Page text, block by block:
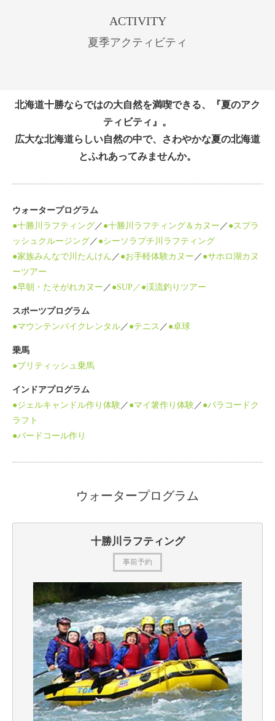
ACTIVITY
夏季アクティビティ
北海道十勝ならではの大自然を満喫できる、『夏のアク
ティビティ』。
広大な北海道らしい自然の中で、さわやかな夏の北海道
とふれあってみませんか。
ウォータープログラム
●十勝川ラフティング ／ ●十勝川ラフティング＆カヌー ／ ●スプラ
ッシュクルージング ／ ●シーソラプチ川ラフティング
●家族みんなで川たんけん ／ ●お手軽体験カヌー ／ ●サホロ湖カヌ
ーツアー
●早朝・たそがれカヌー ／ ●SUP／ ●渓流釣りツアー
スポーツプログラム
●マウンテンバイクレンタル ／ ●テニス ／ ●卓球
乗馬
●ブリティッシュ乗馬
インドアプログラム
●ジェルキャンドル作り体験 ／ ●マイ箸作り体験 ／ ●パラコードク
ラフト
●バードコール作り
ウォータープログラム
十勝川ラフティング
事前予約